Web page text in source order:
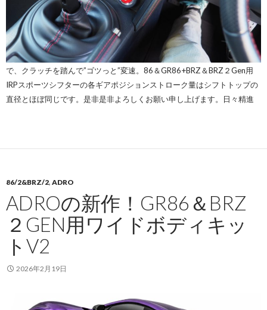
で、クラッチを踏んで”ゴツっと”変速。86＆GR86+BRZ＆BRZ２Gen用
IRPスポーツシフターの各ギアポジションストローク量はシフトトップの
直径とほぼ同じです。是非是非よろしくお願い申し上げます。日々精進
86/2&BRZ/2, ADRO
ADROの新作！GR86＆BRZ
２GEN用ワイドボディキッ
トV2
2026年2月19日